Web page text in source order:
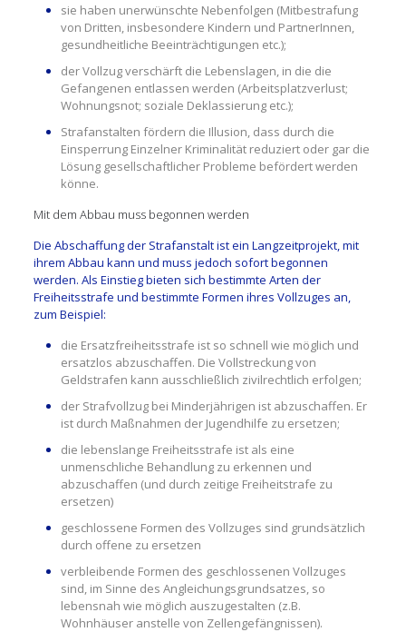
sie haben unerwünschte Nebenfolgen (Mitbestrafung
von Dritten, insbesondere Kindern und PartnerInnen,
gesundheitliche Beeinträchtigungen etc.);
der Vollzug verschärft die Lebenslagen, in die die
Gefangenen entlassen werden (Arbeitsplatzverlust;
Wohnungsnot; soziale Deklassierung etc.);
Strafanstalten fördern die Illusion, dass durch die
Einsperrung Einzelner Kriminalität reduziert oder gar die
Lösung gesellschaftlicher Probleme befördert werden
könne.
Mit dem Abbau muss begonnen werden
Die Abschaffung der Strafanstalt ist ein Langzeitprojekt, mit
ihrem Abbau kann und muss jedoch sofort begonnen
werden. Als Einstieg bieten sich bestimmte Arten der
Freiheitsstrafe und bestimmte Formen ihres Vollzuges an,
zum Beispiel:
die Ersatzfreiheitsstrafe ist so schnell wie möglich und
ersatzlos abzuschaffen. Die Vollstreckung von
Geldstrafen kann ausschließlich zivilrechtlich erfolgen;
der Strafvollzug bei Minderjährigen ist abzuschaffen. Er
ist durch Maßnahmen der Jugendhilfe zu ersetzen;
die lebenslange Freiheitsstrafe ist als eine
unmenschliche Behandlung zu erkennen und
abzuschaffen (und durch zeitige Freiheitstrafe zu
ersetzen)
geschlossene Formen des Vollzuges sind grundsätzlich
durch offene zu ersetzen
verbleibende Formen des geschlossenen Vollzuges
sind, im Sinne des Angleichungsgrundsatzes, so
lebensnah wie möglich auszugestalten (z.B.
Wohnhäuser anstelle von Zellengefängnissen).